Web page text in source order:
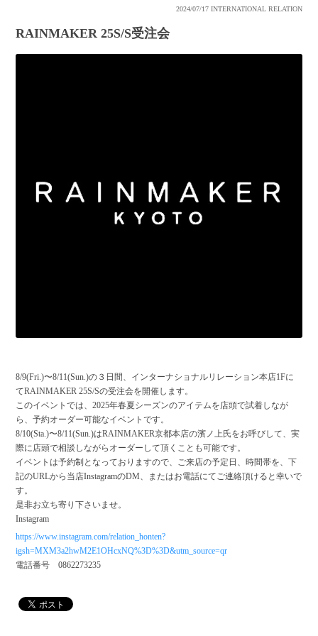
2024/07/17 INTERNATIONAL RELATION
RAINMAKER 25S/S受注会
8/9(Fri.)〜8/11(Sun.)の３日間、インターナショナルリレーション本店1Fに
てRAINMAKER 25S/Sの受注会を開催します。
このイベントでは、2025年春夏シーズンのアイテムを店頭で試着しなが
ら、予約オーダー可能なイベントです。
8/10(Sta.)〜8/11(Sun.)はRAINMAKER京都本店の濱ノ上氏をお呼びして、実
際に店頭で相談しながらオーダーして頂くことも可能です。
イベントは予約制となっておりますので、ご来店の予定日、時間帯を、下
記のURLから当店InstagramのDM、またはお電話にてご連絡頂けると幸いで
す。
是非お立ち寄り下さいませ。
Instagram
https://www.instagram.com/relation_honten?
igsh=MXM3a2hwM2E1OHcxNQ%3D%3D&utm_source=qr
電話番号 0862273235